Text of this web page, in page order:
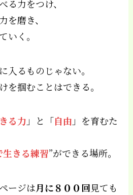
る力をつけ、
を磨き、
いく。
入るものじゃない。
を掴むことはできる。
る力 」と「自由 」を育むた
生きる練習”ができる場所。
ージは月に８００回見ても